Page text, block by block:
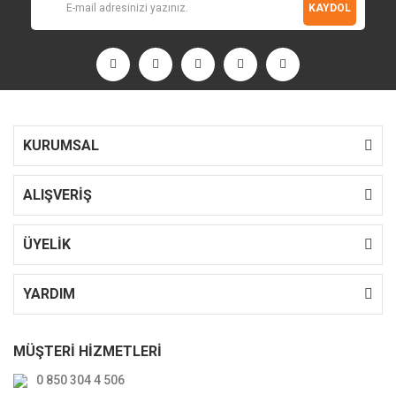
KAYDOL
KURUMSAL
ALIŞVERİŞ
ÜYELİK
YARDIM
MÜŞTERİ HİZMETLERİ
0 850 304 4 506